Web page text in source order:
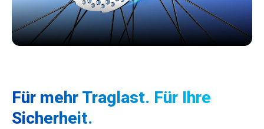
Für mehr Traglast. Für Ihre
Sicherheit.